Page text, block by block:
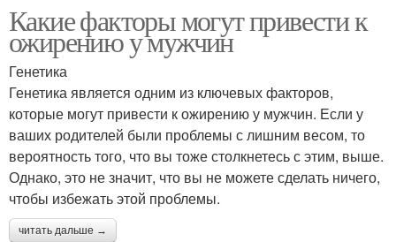
Какие факторы могут привести к
ожирению у мужчин
Генетика
Генетика является одним из ключевых факторов,
которые могут привести к ожирению у мужчин. Если у
ваших родителей были проблемы с лишним весом, то
вероятность того, что вы тоже столкнетесь с этим, выше.
Однако, это не значит, что вы не можете сделать ничего,
чтобы избежать этой проблемы.
читать дальше →